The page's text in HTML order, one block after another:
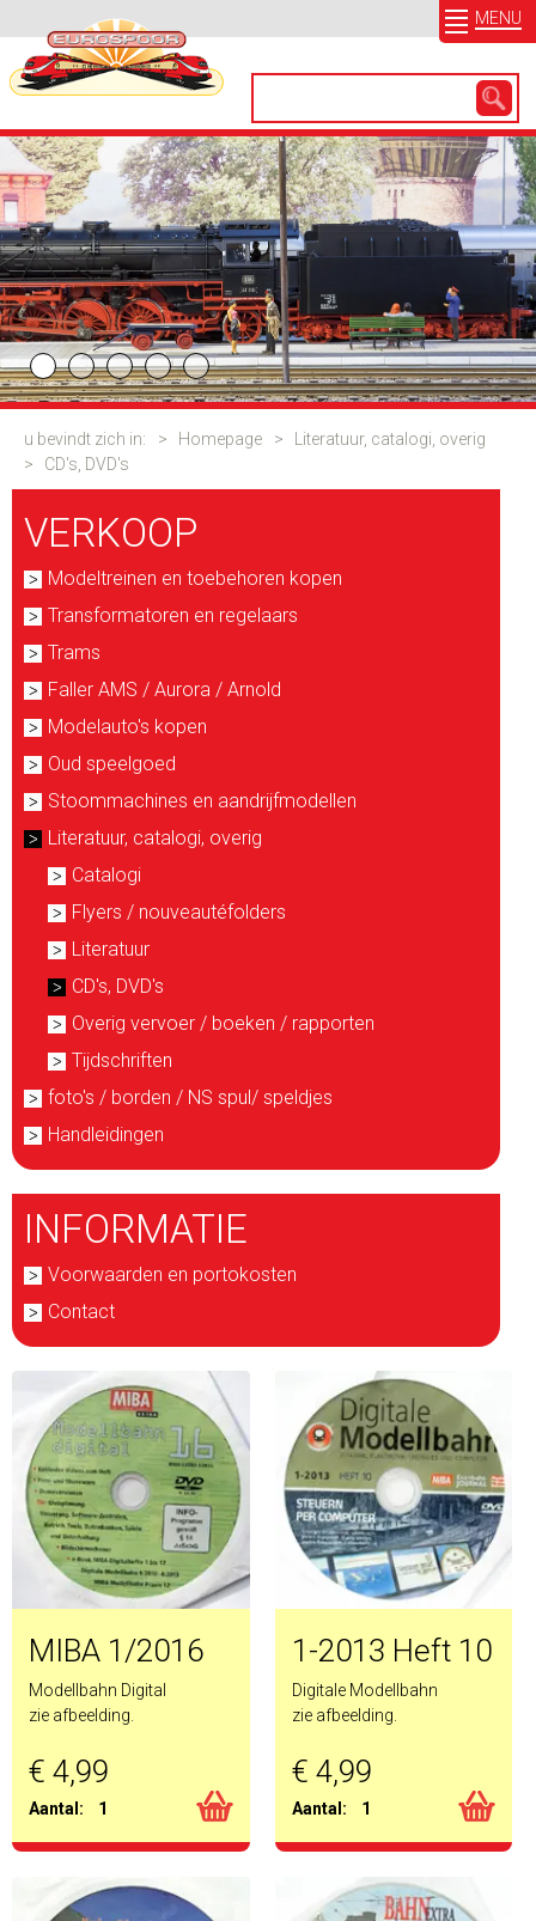
MENU
u bevindt zich in: > Homepage >
Literatuur, catalogi, overig
> CD's, DVD's
VERKOOP
Modeltreinen en toebehoren kopen
Transformatoren en regelaars
Trams
Faller AMS / Aurora / Arnold
Modelauto's kopen
Oud speelgoed
Stoommachines en aandrijfmodellen
Literatuur, catalogi, overig
Catalogi
Flyers / nouveautéfolders
Literatuur
CD's, DVD's
Overig vervoer / boeken / rapporten
Tijdschriften
foto's / borden / NS spul/ speldjes
Handleidingen
INFORMATIE
Voorwaarden en portokosten
Contact
MIBA 1/2016
Modellbahn Digital
zie afbeelding.
€ 4,99
Aantal: 1
1-2013 Heft 10
Digitale Modellbahn
zie afbeelding.
€ 4,99
Aantal: 1